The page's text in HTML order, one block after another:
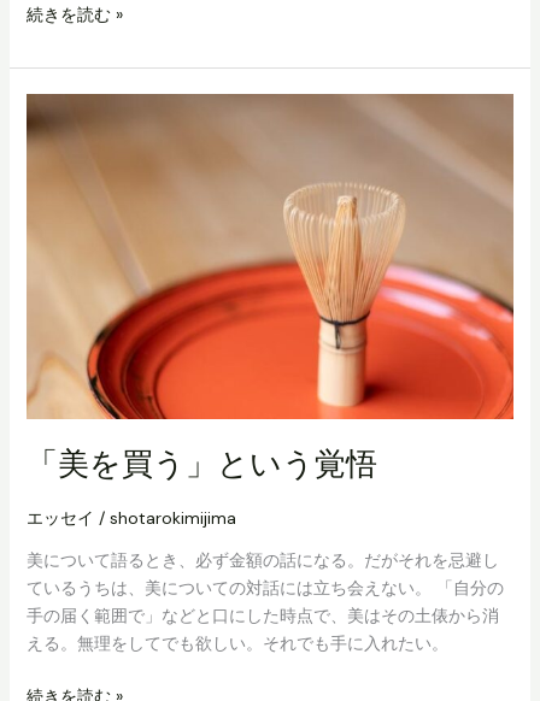
古
と
い
美
続きを読む »
「美を買う」という覚悟
エッセイ / shotarokimijima
美について語るとき、必ず金額の話になる。だがそれを忌避し
ているうちは、美についての対話には立ち会えない。 「自分の
手の届く範囲で」などと口にした時点で、美はその土俵から消
える。無理をしてでも欲しい。それでも手に入れたい。
「美
続きを読む »